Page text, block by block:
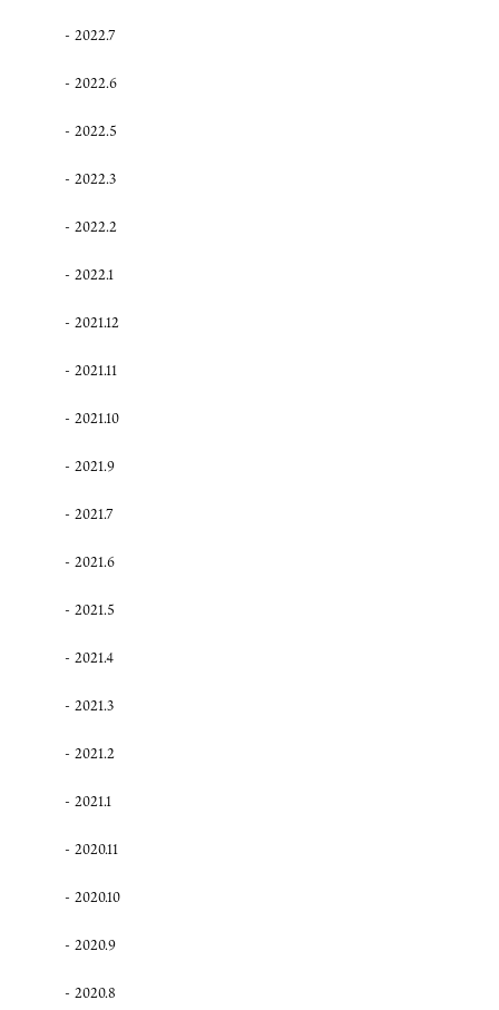
2022.7
2022.6
2022.5
2022.3
2022.2
2022.1
2021.12
2021.11
2021.10
2021.9
2021.7
2021.6
2021.5
2021.4
2021.3
2021.2
2021.1
2020.11
2020.10
2020.9
2020.8